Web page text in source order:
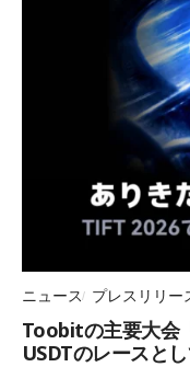
ニュース プレスリリー
Toobitの主要大会
USDTのレースと